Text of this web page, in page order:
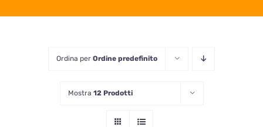
Ordina per Ordine predefinito
Mostra 12 Prodotti